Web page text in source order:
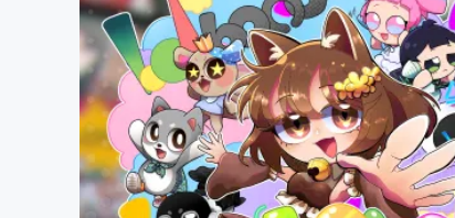
映像・映画
ビジネス・起業
まちづくり・地域活性化